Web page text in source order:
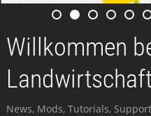
Willkommen
News, Mods, Tutorials,